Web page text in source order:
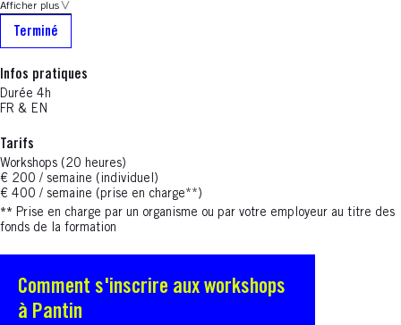
Afficher plus
Terminé
Infos pratiques
Durée 4h
FR & EN
Tarifs
Workshops (20 heures)
€ 200 / semaine (individuel)
€ 400 / semaine (prise en charge**)
** Prise en charge par un organisme ou par votre employeur au titre des
fonds de la formation
Comment s'inscrire aux workshops
à Pantin
S'ouvre dans une nouvelle fenêtre